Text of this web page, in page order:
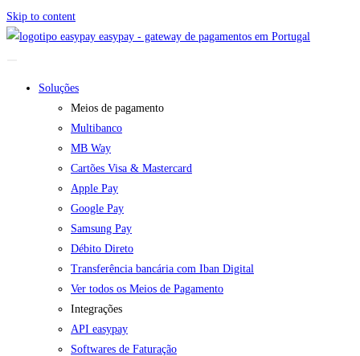
Skip to content
easypay - gateway de pagamentos em Portugal
Soluções
Meios de pagamento
Multibanco
MB Way
Cartões Visa & Mastercard
Apple Pay
Google Pay
Samsung Pay
Débito Direto
Transferência bancária com Iban Digital
Ver todos os Meios de Pagamento
Integrações
API easypay
Softwares de Faturação